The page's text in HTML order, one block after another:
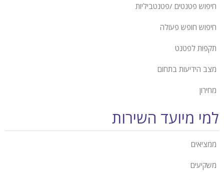
חיפוש פטנטים /פטנטביליות
חיפוש חופש פעולה
תקפות לפטנט
מצב הידיעות בתחום
מחירון
למי מיועד השירות
ממציאים
משקיעים